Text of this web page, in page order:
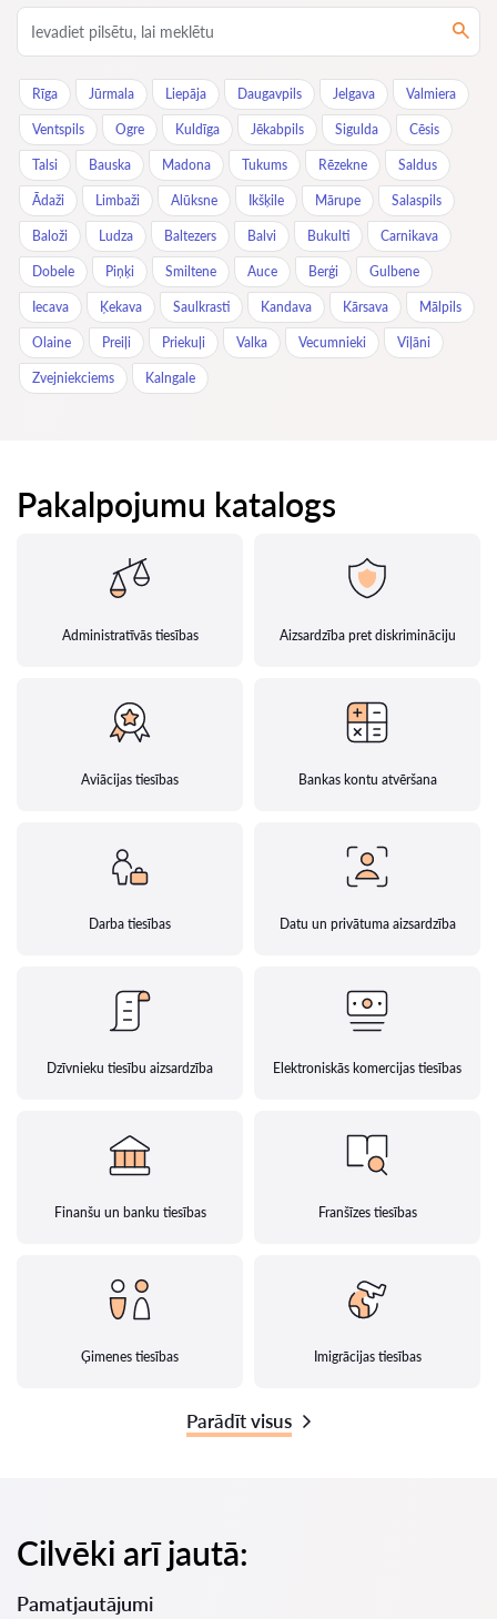
Rīga Jūrmala Liepāja Daugavpils Jelgava Valmiera
Ventspils Ogre Kuldīga Jēkabpils Sigulda Cēsis
Talsi Bauska Madona Tukums Rēzekne Saldus
Ādaži Limbaži Alūksne Ikšķile Mārupe Salaspils
Baloži Ludza Baltezers Balvi Bukulti Carnikava
Dobele Piņķi Smiltene Auce Berģi Gulbene
Iecava Ķekava Saulkrasti Kandava Kārsava Mālpils
Olaine Preiļi Priekuļi Valka Vecumnieki Viļāni
Zvejniekciems Kalngale
Pakalpojumu katalogs
Administratīvās tiesības Aizsardzība pret diskrimināciju
Aviācijas tiesības Bankas kontu atvēršana
Darba tiesības Datu un privātuma aizsardzība
Dzīvnieku tiesību aizsardzība Elektroniskās komercijas tiesības
Finanšu un banku tiesības Franšīzes tiesības
Ģimenes tiesības Imigrācijas tiesības
Parādīt visus
Cilvēki arī jautā:
Pamatjautājumi